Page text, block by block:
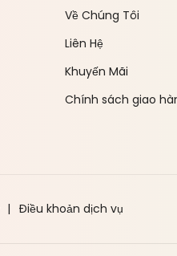
Về Chúng Tôi
Liên Hệ
Khuyến Mãi
Chính sách giao
Điều khoản dịch vụ